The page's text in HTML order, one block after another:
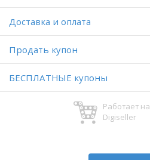
Доставка и оплата
Продать купон
БЕСПЛАТНЫЕ купоны
Работает
Digiseller